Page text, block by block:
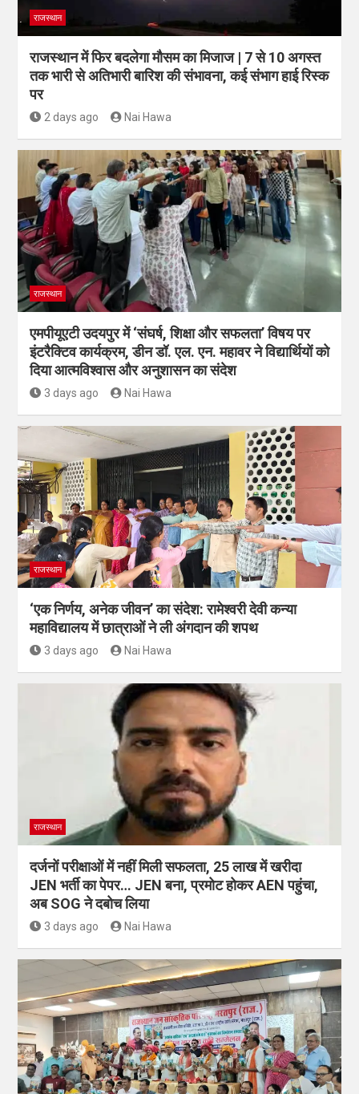
राजस्थान
राजस्थान में फिर बदलेगा मौसम का मिजाज | 7 से 10 अगस्त
तक भारी से अतिभारी बारिश की संभावना, कई संभाग हाई रिस्क
पर
2 days ago Nai Hawa
राजस्थान
एमपीयूएटी उदयपुर में ‘संघर्ष, शिक्षा और सफलता’ विषय पर
इंटरैक्टिव कार्यक्रम, डीन डॉ. एल. एन. महावर ने विद्यार्थियों को
दिया आत्मविश्वास और अनुशासन का संदेश
3 days ago Nai Hawa
राजस्थान
‘एक निर्णय, अनेक जीवन’ का संदेश: रामेश्वरी देवी कन्या
महाविद्यालय में छात्राओं ने ली अंगदान की शपथ
3 days ago Nai Hawa
राजस्थान
दर्जनों परीक्षाओं में नहीं मिली सफलता, 25 लाख में खरीदा
JEN भर्ती का पेपर… JEN बना, प्रमोट होकर AEN पहुंचा,
अब SOG ने दबोच लिया
3 days ago Nai Hawa